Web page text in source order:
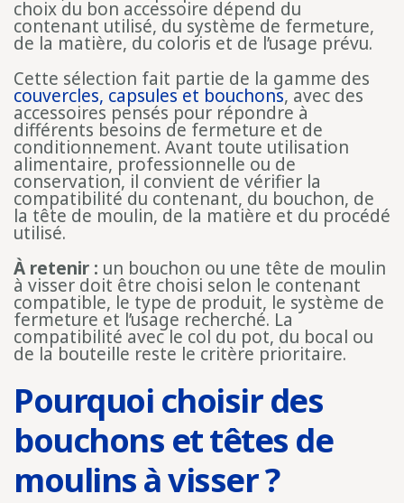
choix du bon accessoire dépend du
contenant utilisé, du système de fermeture,
de la matière, du coloris et de l’usage prévu.
Cette sélection fait partie de la gamme des
couvercles, capsules et bouchons, avec des
accessoires pensés pour répondre à
différents besoins de fermeture et de
conditionnement. Avant toute utilisation
alimentaire, professionnelle ou de
conservation, il convient de vérifier la
compatibilité du contenant, du bouchon, de
la tête de moulin, de la matière et du procédé
utilisé.
À retenir : un bouchon ou une tête de moulin
à visser doit être choisi selon le contenant
compatible, le type de produit, le système de
fermeture et l’usage recherché. La
compatibilité avec le col du pot, du bocal ou
de la bouteille reste le critère prioritaire.
Pourquoi choisir des
bouchons et têtes de
moulins à visser ?